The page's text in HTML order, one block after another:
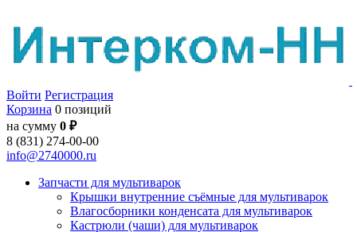
Войти Регистрация
Корзина 0 позиций
на сумму 0 ₽
8 (831) 274-00-00
info@2740000.ru
Запчасти для мультиварок
Крышки внутренние съёмные для мультиварок
Влагосборники конденсата для мультиварок
Кастрюли (чаши) для мультиварок